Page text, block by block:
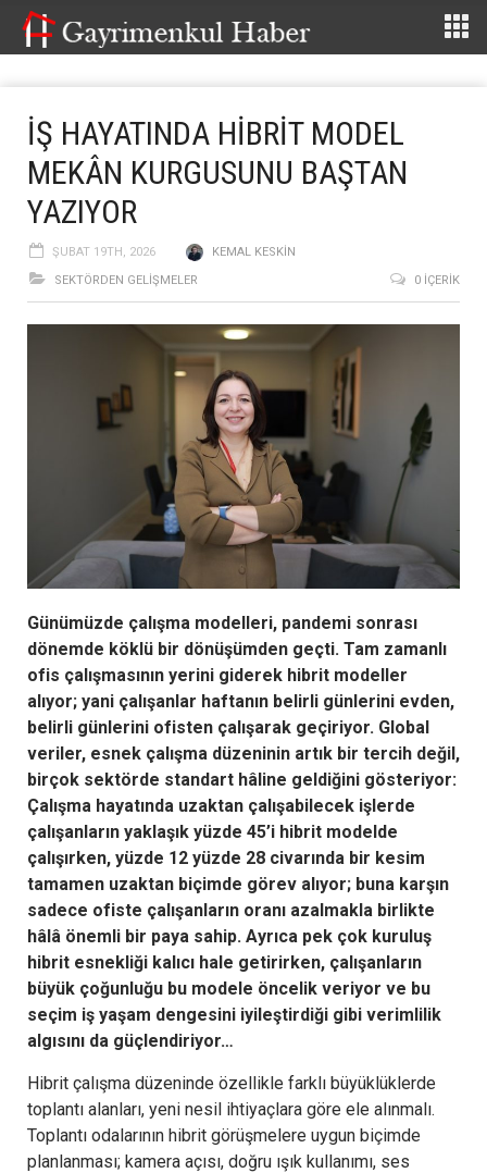
İŞ HAYATINDA HİBRİT MODEL
MEKÂN KURGUSUNU BAŞTAN
YAZIYOR
ŞUBAT 19TH, 2026
KEMAL KESKIN
SEKTÖRDEN GELIŞMELER
0 İÇERIK
Günümüzde çalışma modelleri, pandemi sonrası
dönemde köklü bir dönüşümden geçti. Tam zamanlı
ofis çalışmasının yerini giderek hibrit modeller
alıyor; yani çalışanlar haftanın belirli günlerini evden,
belirli günlerini ofisten çalışarak geçiriyor. Global
veriler, esnek çalışma düzeninin artık bir tercih değil,
birçok sektörde standart hâline geldiğini gösteriyor:
Çalışma hayatında uzaktan çalışabilecek işlerde
çalışanların yaklaşık yüzde 45’i hibrit modelde
çalışırken, yüzde 12 yüzde 28 civarında bir kesim
tamamen uzaktan biçimde görev alıyor; buna karşın
sadece ofiste çalışanların oranı azalmakla birlikte
hâlâ önemli bir paya sahip. Ayrıca pek çok kuruluş
hibrit esnekliği kalıcı hale getirirken, çalışanların
büyük çoğunluğu bu modele öncelik veriyor ve bu
seçim iş yaşam dengesini iyileştirdiği gibi verimlilik
algısını da güçlendiriyor…
Hibrit çalışma düzeninde özellikle farklı büyüklüklerde
toplantı alanları, yeni nesil ihtiyaçlara göre ele alınmalı.
Toplantı odalarının hibrit görüşmelere uygun biçimde
planlanması; kamera açısı, doğru ışık kullanımı, ses